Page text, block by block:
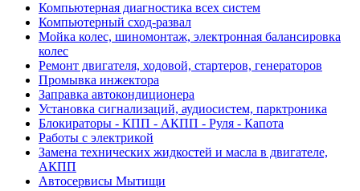
Компьютерная диагностика всех систем
Компьютерный сход-развал
Мойка колес, шиномонтаж, электронная балансировка
колес
Ремонт двигателя, ходовой, стартеров, генераторов
Промывка инжектора
Заправка автокондиционера
Установка сигнализаций, аудиосистем, парктроника
Блокираторы - КПП - АКПП - Руля - Капота
Работы с электрикой
Замена технических жидкостей и масла в двигателе,
АКПП
Автосервисы Мытищи